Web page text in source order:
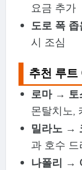
요금 추가
도로 폭 좁
시 조심
추천 루트
로마 → 토
몬탈치노,
밀라노 →
과 호수 드
나폴리 →